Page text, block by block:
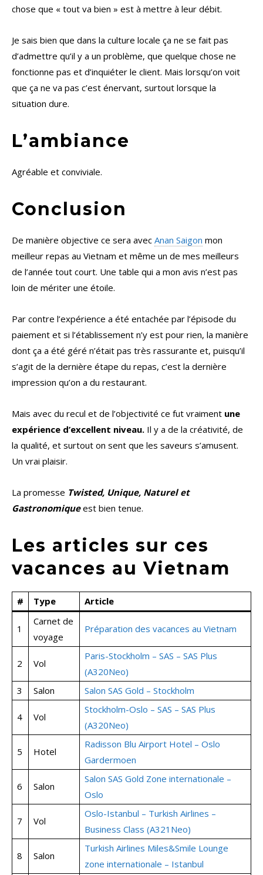
chose que « tout va bien » est à mettre à leur débit.
Je sais bien que dans la culture locale ça ne se fait pas
d’admettre qu’il y a un problème, que quelque chose ne
fonctionne pas et d’inquiéter le client. Mais lorsqu’on voit
que ça ne va pas c’est énervant, surtout lorsque la
situation dure.
L’ambiance
Agréable et conviviale.
Conclusion
De manière objective ce sera avec Anan Saigon mon
meilleur repas au Vietnam et même un de mes meilleurs
de l’année tout court. Une table qui a mon avis n’est pas
loin de mériter une étoile.
Par contre l’expérience a été entachée par l’épisode du
paiement et si l’établissement n’y est pour rien, la manière
dont ça a été géré n’était pas très rassurante et, puisqu’il
s’agit de la dernière étape du repas, c’est la dernière
impression qu’on a du restaurant.
Mais avec du recul et de l’objectivité ce fut vraiment une
expérience d’excellent niveau. Il y a de la créativité, de
la qualité, et surtout on sent que les saveurs s’amusent.
Un vrai plaisir.
La promesse Twisted, Unique, Naturel et
Gastronomiqueest bien tenue.
Les articles sur ces
vacances au Vietnam
# Type Article
1
Carnet de
voyage
Préparation des vacances au Vietnam
2 Vol
Paris-Stockholm – SAS – SAS Plus
(A320Neo)
3
Salon Salon SAS Gold – Stockholm
4 Vol
Stockholm-Oslo – SAS – SAS Plus
(A320Neo)
5 Hotel
Radisson Blu Airport Hotel – Oslo
Gardermoen
6 Salon
Salon SAS Gold Zone internationale –
Oslo
7 Vol
Oslo-Istanbul – Turkish Airlines –
Business Class (A321Neo)
8 Salon
Turkish Airlines Miles&Smile Lounge
zone internationale – Istanbul